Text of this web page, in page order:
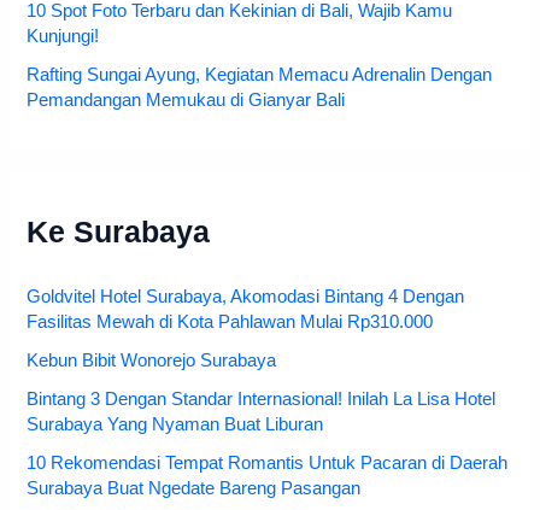
10 Spot Foto Terbaru dan Kekinian di Bali, Wajib Kamu
Kunjungi!
Rafting Sungai Ayung, Kegiatan Memacu Adrenalin Dengan
Pemandangan Memukau di Gianyar Bali
Ke Surabaya
Goldvitel Hotel Surabaya, Akomodasi Bintang 4 Dengan
Fasilitas Mewah di Kota Pahlawan Mulai Rp310.000
Kebun Bibit Wonorejo Surabaya
Bintang 3 Dengan Standar Internasional! Inilah La Lisa Hotel
Surabaya Yang Nyaman Buat Liburan
10 Rekomendasi Tempat Romantis Untuk Pacaran di Daerah
Surabaya Buat Ngedate Bareng Pasangan